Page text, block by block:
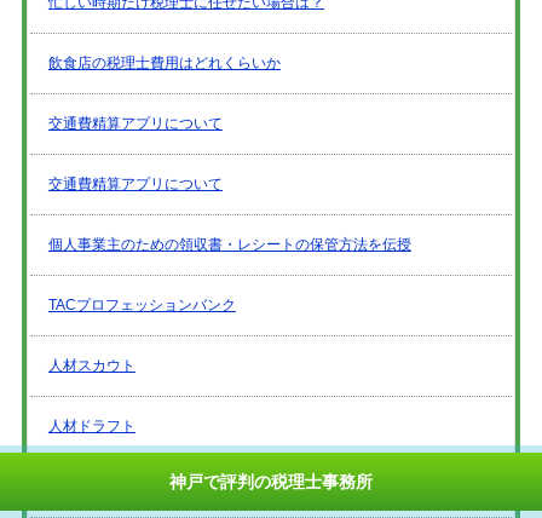
飲食店の税理士費用はどれくらいか
交通費精算アプリについて
交通費精算アプリについて
個人事業主のための領収書・レシートの保管方法を伝授
TACプロフェッションバンク
人材スカウト
人材ドラフト
格安の税理士をお探しの方へ神戸で評判の税理士事務所